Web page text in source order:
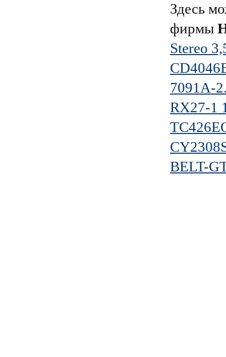
Здесь
фирмы
Stereo
7091A-
RX27-1
BELT-